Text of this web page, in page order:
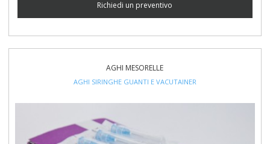
Richiedi un preventivo
AGHI MESORELLE
AGHI SIRINGHE GUANTI E VACUTAINER